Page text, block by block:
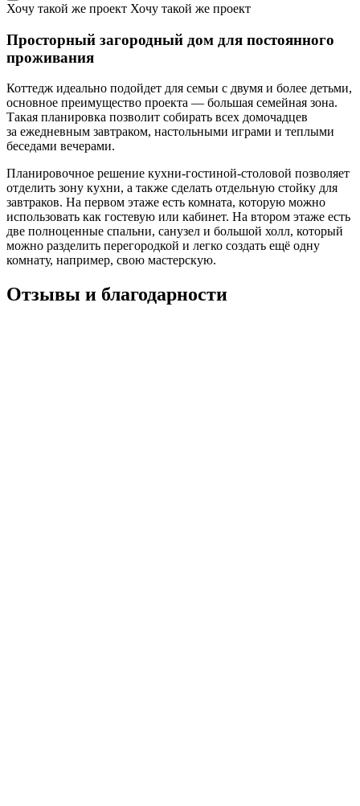
Хочу такой же проект Хочу такой же проект
Просторный загородный дом для постоянного
проживания
Коттедж идеально подойдет для семьи с двумя и более детьми,
основное преимущество проекта — большая семейная зона.
Такая планировка позволит собирать всех домочадцев
за ежедневным завтраком, настольными играми и теплыми
беседами вечерами.
Планировочное решение кухни-гостиной-столовой позволяет
отделить зону кухни, а также сделать отдельную стойку для
завтраков. На первом этаже есть комната, которую можно
использовать как гостевую или кабинет. На втором этаже есть
две полноценные спальни, санузел и большой холл, который
можно разделить перегородкой и легко создать ещё одну
комнату, например, свою мастерскую.
Отзывы и благодарности